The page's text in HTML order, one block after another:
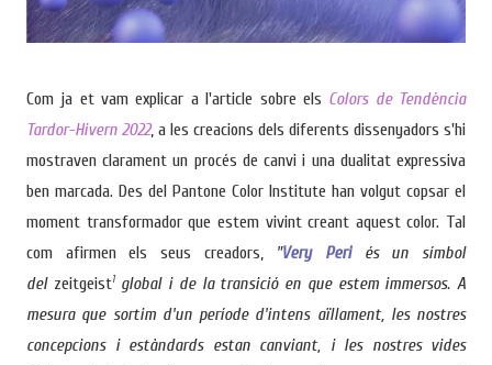
Com ja et vam explicar a l'article sobre els Colors de Tendència
Tardor-Hivern 2022, a les creacions dels diferents dissenyadors s'hi
mostraven clarament un procés de canvi i una dualitat expressiva
ben marcada. Des del Pantone Color Institute han volgut copsar el
moment transformador que estem vivint creant aquest color. Tal
com afirmen els seus creadors, "Very Peri és un símbol
del zeitgeist1global i de la transició en que estem immersos. A
mesura que sortim d'un període d'intens aïllament, les nostres
concepcions i estàndards estan canviant, i les nostres vides